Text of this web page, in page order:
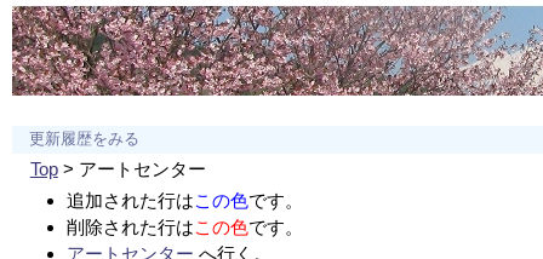
更新履歴をみる
Top> アートセンター
追加された行はこの色です。
削除された行はこの色です。
アートセンター へ行く。